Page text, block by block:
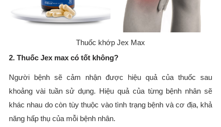
Thuốc khớp Jex Max
2. Thuốc Jex max có tốt không?
Người bệnh sẽ cảm nhận được hiệu quả của thuốc sau
khoảng vài tuần sử dụng. Hiệu quả của từng bệnh nhân sẽ
khác nhau do còn tùy thuộc vào tình trạng bệnh và cơ địa, khả
năng hấp thụ của mỗi bệnh nhân.